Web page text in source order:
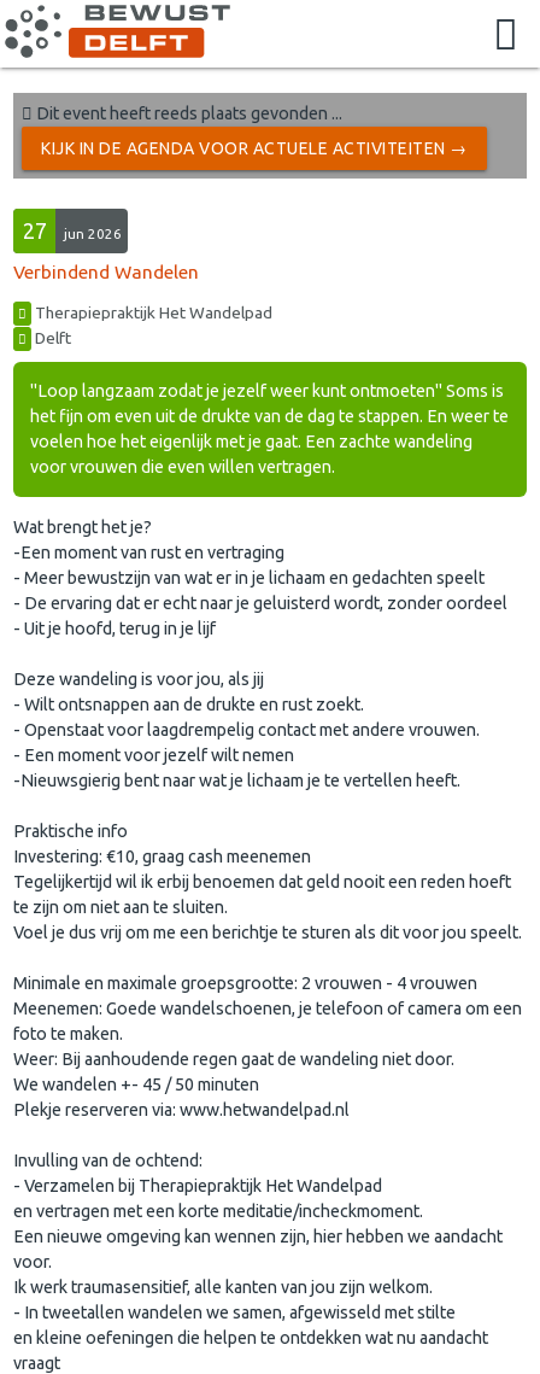
Dit event heeft reeds plaats gevonden ...
KIJK IN DE AGENDA VOOR ACTUELE ACTIVITEITEN →
27 jun 2026
Verbindend Wandelen
Therapiepraktijk Het Wandelpad
Delft
''Loop langzaam zodat je jezelf weer kunt ontmoeten'' Soms is
het fijn om even uit de drukte van de dag te stappen. En weer te
voelen hoe het eigenlijk met je gaat. Een zachte wandeling
voor vrouwen die even willen vertragen.
Wat brengt het je?
-Een moment van rust en vertraging
- Meer bewustzijn van wat er in je lichaam en gedachten speelt
- De ervaring dat er echt naar je geluisterd wordt, zonder oordeel
- Uit je hoofd, terug in je lijf
Deze wandeling is voor jou, als jij
- Wilt ontsnappen aan de drukte en rust zoekt.
- Openstaat voor laagdrempelig contact met andere vrouwen.
- Een moment voor jezelf wilt nemen
-Nieuwsgierig bent naar wat je lichaam je te vertellen heeft.
Praktische info
Investering: €10, graag cash meenemen
Tegelijkertijd wil ik erbij benoemen dat geld nooit een reden hoeft
te zijn om niet aan te sluiten.
Voel je dus vrij om me een berichtje te sturen als dit voor jou speelt.
Minimale en maximale groepsgrootte: 2 vrouwen - 4 vrouwen
Meenemen: Goede wandelschoenen, je telefoon of camera om een
foto te maken.
Weer: Bij aanhoudende regen gaat de wandeling niet door.
We wandelen +- 45 / 50 minuten
Plekje reserveren via: www.hetwandelpad.nl
Invulling van de ochtend:
- Verzamelen bij Therapiepraktijk Het Wandelpad
en vertragen met een korte meditatie/incheckmoment.
Een nieuwe omgeving kan wennen zijn, hier hebben we aandacht
voor.
Ik werk traumasensitief, alle kanten van jou zijn welkom.
- In tweetallen wandelen we samen, afgewisseld met stilte
en kleine oefeningen die helpen te ontdekken wat nu aandacht
vraagt